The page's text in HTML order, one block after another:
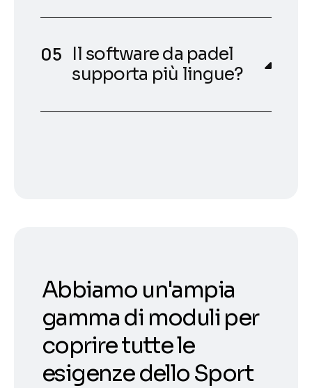
Il software da padel
supporta più lingue?
Abbiamo un'ampia
gamma di moduli per
coprire tutte le
esigenze dello Sport